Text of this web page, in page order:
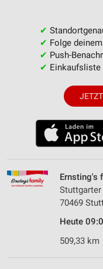
✔
✔ Folge
✔ Push-
✔ Einkaufsliste
Ernsting's
70469
Heute
509,33 km